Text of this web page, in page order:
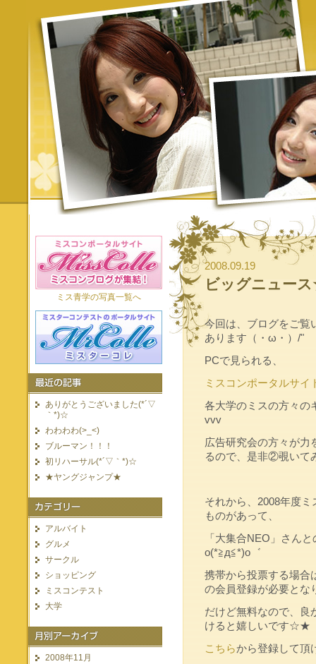
2008.09.19
ビッグニュー
今回は、ブログをご覧
あります（・ω・）/"
PCで見られる、
ミスコンポータルサイ
各大学のミスの方々の
vvv
広告研究会の方々が力
るので、是非②覗いて
それから、2008年度
ものがあって、
「大集合NEO」さん
o(*≧д≦*)o゛
携帯から投票する場合
の会員登録が必要とな
だけど無料なので、良
けると嬉しいです☆★
こちらから登録して頂
ミス青学の写真一覧へ
ありがとうございました(*´▽
｀*)☆
わわわわ(>_<)
ブルーマン！！！
初リハーサル(*´▽｀*)☆
★ヤングジャンプ★
アルバイト
グルメ
サークル
ショッピング
ミスコンテスト
大学
2008年11月